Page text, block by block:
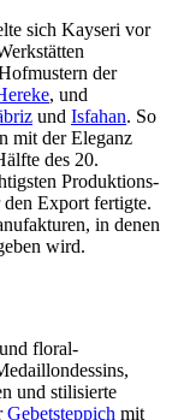
sich Kayseri vor
der
, und
und Isfahan. So
mit der Eleganz
des 20.
Produktions-
Export fertigte.
in denen
wird.
floral-
und stilisierte
Gebetsteppich mit